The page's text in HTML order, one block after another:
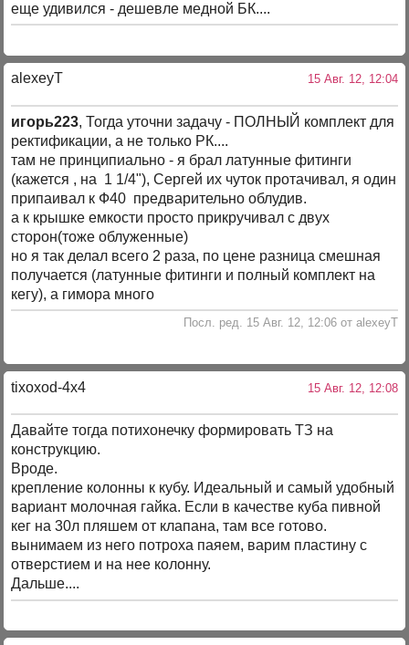
еще удивился - дешевле медной БК....
alexeyT 15 Авг. 12, 12:04
игорь223, Тогда уточни задачу - ПОЛНЫЙ комплект для
ректификации, а не только РК....
там не принципиально - я брал латунные фитинги
(кажется , на 1 1/4"), Сергей их чуток протачивал, я один
припаивал к Ф40 предварительно облудив.
а к крышке емкости просто прикручивал с двух
сторон(тоже облуженные)
но я так делал всего 2 раза, по цене разница смешная
получается (латунные фитинги и полный комплект на
кегу), а гимора много
Посл. ред. 15 Авг. 12, 12:06 от alexeyT
tixoxod-4x4 15 Авг. 12, 12:08
Давайте тогда потихонечку формировать ТЗ на
конструкцию.
Вроде.
крепление колонны к кубу. Идеальный и самый удобный
вариант молочная гайка. Если в качестве куба пивной
кег на 30л пляшем от клапана, там все готово.
вынимаем из него потроха паяем, варим пластину с
отверстием и на нее колонну.
Дальше....